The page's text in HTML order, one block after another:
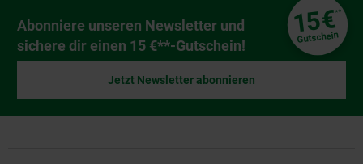
Newsletter Anmeldung
Abonniere unseren Newsletter und
sichere dir einen 15 €**-Gutschein!
15€**
Gutschein
Jetzt Newsletter abonnieren